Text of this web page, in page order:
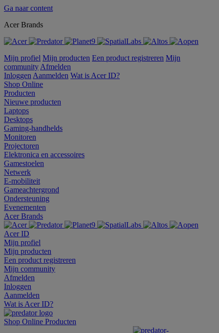
Ga naar content
Acer Brands
Mijn profiel Mijn producten Een product registreren Mijn
community Afmelden
Inloggen Aanmelden Wat is Acer ID?
Shop Online
Producten
Nieuwe producten
Laptops
Desktops
Gaming-handhelds
Monitoren
Projectoren
Elektronica en accessoires
Gamestoelen
Netwerk
E-mobiliteit
Gameachtergrond
Ondersteuning
Evenementen
Acer Brands
Acer ID
Mijn profiel
Mijn producten
Een product registreren
Mijn community
Afmelden
Inloggen
Aanmelden
Wat is Acer ID?
Shop Online Producten